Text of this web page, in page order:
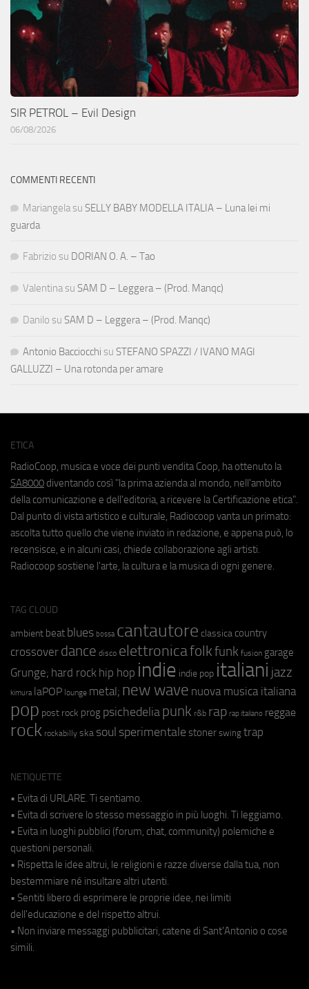
SIR PETROL – Evil Design
06/08/2026
COMMENTI RECENTI
Mariangela su SELLY BABY MODELLA ITALIA – Luna lei mi
guarda
Fabrizio su DORIAN O. A. – Tao
Valentina su SAM D – Leggera – (Prod. Manqc)
Danilo su SAM D – Leggera – (Prod. Manqc)
Antonio Bacciocchi su STEFANO SPAZZI / IVANO MAGI
GALLUZZI – Una rotonda per amare
ETICA
RadioCoop, musica e voce dei punti vendita Coop, ha ottenuto la
SA8000 diventando così "la prima azienda al mondo, nell'ambito
della comunicazione e dell'editoria, a ricevere la Certificazione etica".
Dal punto di vista artistico e culturale, Radiocoop vanta un primato:
ascolta tutto quello che viene inviato in redazione, e appena può, lo
recensisce, e in alcuni casi, chiede collaborazione agli artisti.
Radiocoop sostiene l'arte, la cultura e la musica di ogni genere.
TAG CLOUD
ambient beat blues bossa cantautore classica country
crossover dance disco elettronicafolkfunk fusion garage
Grunge; hard rock hip hop indie indie pop italiani jazz
kimura laPOP lounge metal; new wave nuova musica italiana
pop post rock prog psichedeliapunk r&b rap rap italiano reggae
rock rockabilly ska soul sperimentale stoner swing trap
NETIQUETTE
• Evita di URLARE. Ti sentiamo.
• Evita di scrivere lo stesso messaggio in più luoghi. Ti leggiamo.
• Evita in luoghi pubblici (forum, chat, community) polemiche e
questioni personali.
• Rispetta le idee altrui, le religioni e razze diverse dalla tua, non
bestemmiare né insultare altri utenti.
• Sentiti libero di esprimere le proprie idee, nei limiti
dell'educazione e del rispetto altrui.
• Non inviare messaggi pubblicitari, catene di Sant'Antonio o cose
simili.